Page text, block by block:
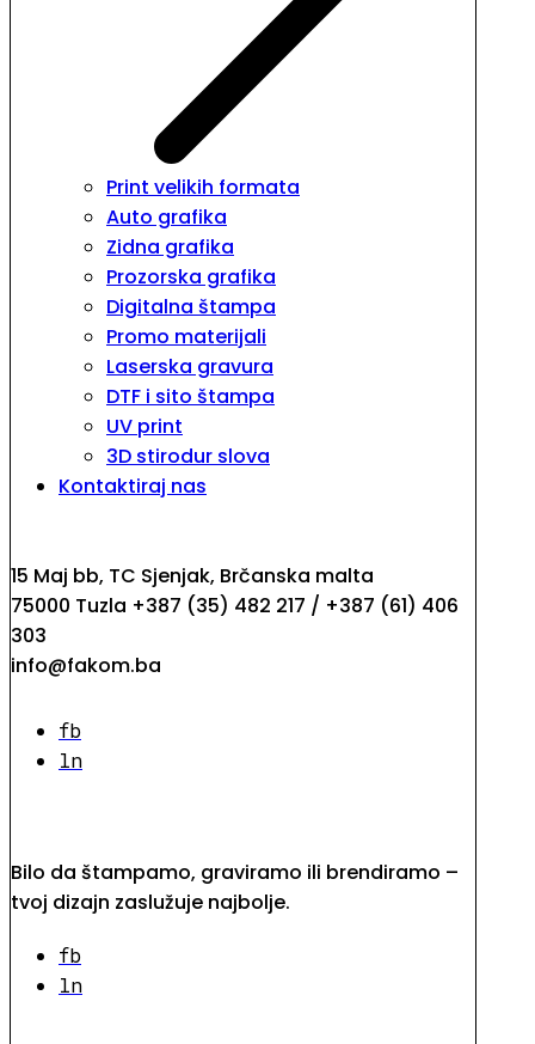
Print velikih formata
Auto grafika
Zidna grafika
Prozorska grafika
Digitalna štampa
Promo materijali
Laserska gravura
DTF i sito štampa
UV print
3D stirodur slova
Kontaktiraj nas
15 Maj bb, TC Sjenjak, Brčanska malta
75000 Tuzla +387 (35) 482 217 / +387 (61) 406
303
info@fakom.ba
fb
ln
Bilo da štampamo, graviramo ili brendiramo –
tvoj dizajn zaslužuje najbolje.
fb
ln